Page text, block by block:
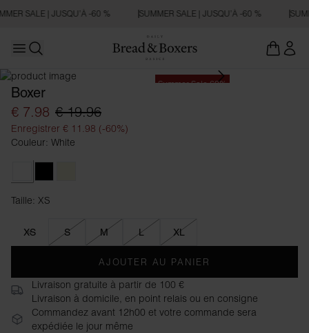
SALE | JUSQU’À -60 % SUMMER SALE | JUSQU’À -60 %
Open main menu
Summer Sale 60%
Boxer
€ 7.98 € 19.96
Enregistrer € 11.98 (-60%)
Couleur: White
Taille: XS
XS S M L XL
AJOUTER AU PANIER
Livraison gratuite à partir de 100 €
Livraison à domicile, en point relais ou en consigne
Commandez avant 12h00 et votre commande sera
expédiée le jour même